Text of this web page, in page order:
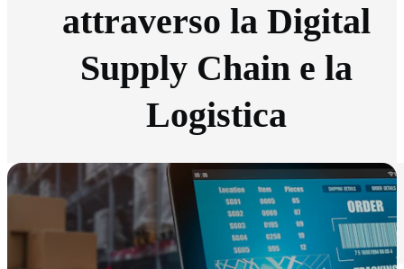
attraverso la Digital
Supply Chain e la
Logistica